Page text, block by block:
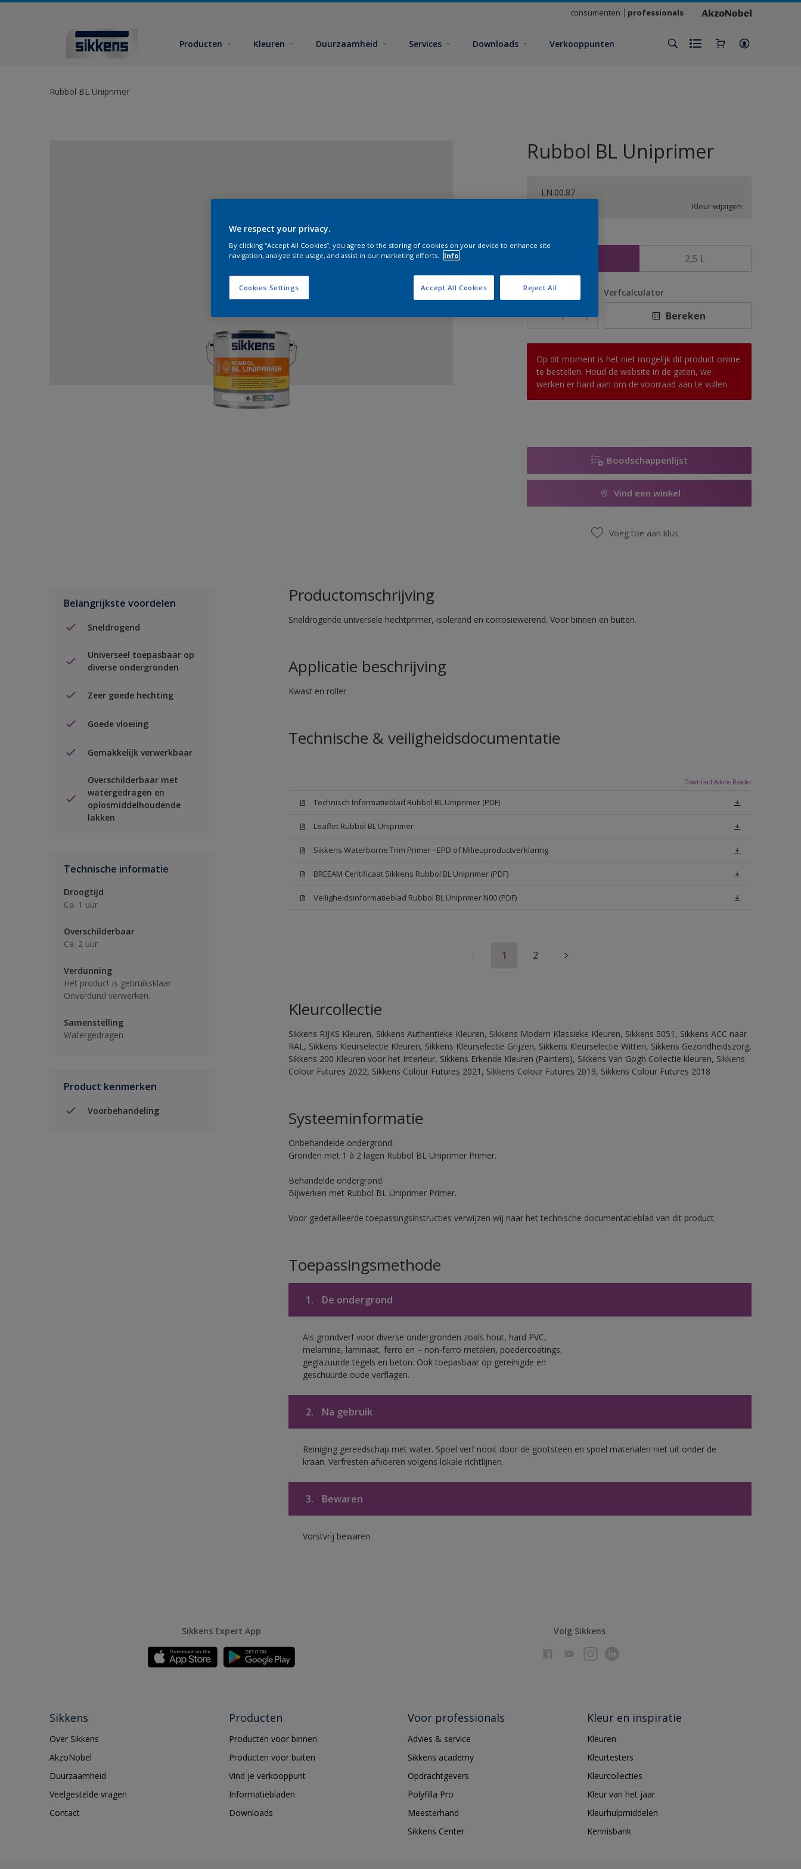
consumenten professionals
Producten Kleuren Duurzaamheid Services Downloads Verkooppunten
Rubbol BL Uniprimer
Rubbol BL Uniprimer
LN.00.87
Kleur wijzigen
2,5 L
Aantal Verfcalculator
Bereken
Op dit moment is het niet mogelijk dit product online
te bestellen. Houd de website in de gaten, we
werken er hard aan om de voorraad aan te vullen.
Boodschappenlijst
Vind een winkel
Voeg toe aan klus
Belangrijkste voordelen
Sneldrogend
Universeel toepasbaar op
diverse ondergronden
Zeer goede hechting
Goede vloeiing
Gemakkelijk verwerkbaar
Overschilderbaar met
watergedragen en
oplosmiddelhoudende
lakken
Technische informatie
Droogtijd
Ca. 1 uur
Overschilderbaar
Ca. 2 uur
Verdunning
Het product is gebruiksklaar.
Onverdund verwerken.
Samenstelling
Watergedragen
Product kenmerken
Voorbehandeling
Productomschrijving
Sneldrogende universele hechtprimer, isolerend en corrosiewerend. Voor binnen en buiten.
Applicatie beschrijving
Kwast en roller
Technische & veiligheidsdocumentatie
Download Adobe Reader
Technisch Informatieblad Rubbol BL Uniprimer (PDF)
Leaflet Rubbol BL Uniprimer
Sikkens Waterborne Trim Primer - EPD of Milieuproductverklaring
BREEAM Ceritificaat Sikkens Rubbol BL Uniprimer (PDF)
Veiligheidsinformatieblad Rubbol BL Uniprimer N00 (PDF)
1 2
Kleurcollectie
Sikkens RIJKS Kleuren, Sikkens Authentieke Kleuren, Sikkens Modern Klassieke Kleuren, Sikkens 5051, Sikkens ACC naar
RAL, Sikkens Kleurselectie Kleuren, Sikkens Kleurselectie Grijzen, Sikkens Kleurselectie Witten, Sikkens Gezondheidszorg,
Sikkens 200 Kleuren voor het Interieur, Sikkens Erkende Kleuren (Painters), Sikkens Van Gogh Collectie kleuren, Sikkens
Colour Futures 2022, Sikkens Colour Futures 2021, Sikkens Colour Futures 2019, Sikkens Colour Futures 2018
Systeeminformatie
Onbehandelde ondergrond.
Gronden met 1 à 2 lagen Rubbol BL Uniprimer Primer.
Behandelde ondergrond.
Bijwerken met Rubbol BL Uniprimer Primer.
Voor gedetailleerde toepassingsinstructies verwijzen wij naar het technische documentatieblad van dit product.
Toepassingsmethode
1. De ondergrond
Als grondverf voor diverse ondergronden zoals hout, hard PVC,
melamine, laminaat, ferro en – non-ferro metalen, poedercoatings,
geglazuurde tegels en beton. Ook toepasbaar op gereinigde en
geschuurde oude verflagen.
2. Na gebruik
Reiniging gereedschap met water. Spoel verf nooit door de gootsteen en spoel materialen niet uit onder de
kraan. Verfresten afvoeren volgens lokale richtlijnen.
3. Bewaren
Vorstvrij bewaren
Sikkens Expert App Volg Sikkens
Sikkens
Over Sikkens
AkzoNobel
Duurzaamheid
Veelgestelde vragen
Contact
Producten
Producten voor binnen
Producten voor buiten
Vind je verkooppunt
Informatiebladen
Downloads
Voor professionals
Advies & service
Sikkens academy
Opdrachtgevers
Polyfilla Pro
Meesterhand
Sikkens Center
Kleur en inspiratie
Kleuren
Kleurtesters
Kleurcollecties
Kleur van het jaar
Kleurhulpmiddelen
Kennisbank
We respect your privacy.
By clicking “Accept All Cookies”, you agree to the storing of cookies on your device to enhance site
navigation, analyze site usage, and assist in our marketing efforts.
Info
Cookies Settings Reject All
Accept All Cookies